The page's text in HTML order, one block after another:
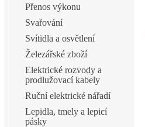
Přenos výkonu
Svařování
Svítidla a osvětlení
Železářské zboží
Elektrické rozvody a
prodlužovací kabely
Ruční elektrické nářadí
Lepidla, tmely a lepicí
pásky